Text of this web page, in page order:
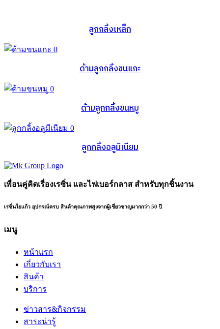
ลูกกลิ้งเหล็ก
ด้ามลูกกลิ้งขนแกะ
ด้ามลูกกลิ้งขนหมู
ลูกกลิ้งอลูมิเนียม
เพื่อนคู่คิดเรื่องเรซิ่น และไฟเบอร์กลาส สำหรับทุกชิ้นงาน
เรซิ่นใยแก้ว อุปกรณ์ครบ สินค้าคุณภาพสูงจากผู้เชี่ยวชาญมากกว่า 50 ปี
เมนู
หน้าแรก
เกี่ยวกับเรา
สินค้า
บริการ
ข่าวสาร&กิจกรรม
สาระน่ารู้